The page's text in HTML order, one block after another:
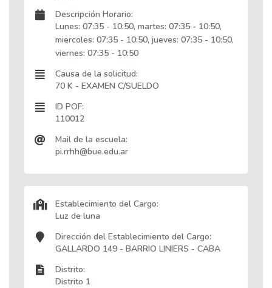
Descripción Horario:
Lunes: 07:35 - 10:50, martes: 07:35 - 10:50,
miercoles: 07:35 - 10:50, jueves: 07:35 - 10:50,
viernes: 07:35 - 10:50
Causa de la solicitud:
70 K - EXAMEN C/SUELDO
ID POF:
110012
Mail de la escuela:
pi.rrhh@bue.edu.ar
Establecimiento del Cargo:
Luz de luna
Dirección del Establecimiento del Cargo:
GALLARDO 149 - BARRIO LINIERS - CABA
Distrito:
Distrito 1